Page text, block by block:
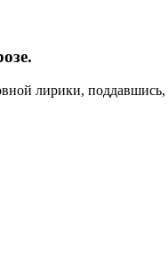
лирики,